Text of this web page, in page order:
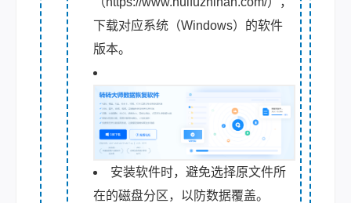
下载对应系统（Windows）的软件
版本。
安装软件时，避免选择原文件所
在的磁盘分区，以防数据覆盖。